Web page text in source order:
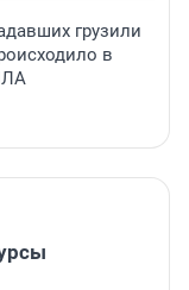
грузили
в